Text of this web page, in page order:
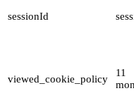
sessionId
viewed_cookie_policy
11